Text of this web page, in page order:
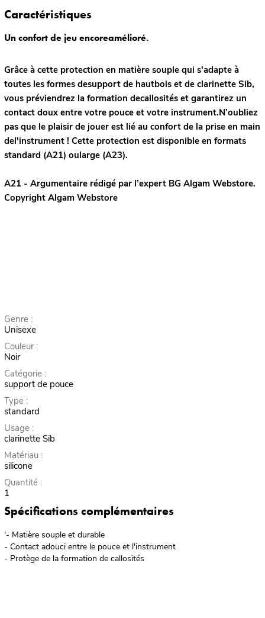
Caractéristiques
Un confort de jeu encoreamélioré.
Grâce à cette protection en matière souple qui s'adapte à
toutes les formes desupport de hautbois et de clarinette Sib,
vous préviendrez la formation decallosités et garantirez un
contact doux entre votre pouce et votre instrument.N’oubliez
pas que le plaisir de jouer est lié au confort de la prise en main
del'instrument ! Cette protection est disponible en formats
standard (A21) oularge (A23).
A21 - Argumentaire rédigé par l’expert BG Algam Webstore.
Copyright Algam Webstore
Genre :
Unisexe
Couleur :
Noir
Catégorie :
support de pouce
Type :
standard
Usage :
clarinette Sib
Matériau :
silicone
Quantité :
1
Spécifications complémentaires
'- Matière souple et durable
- Contact adouci entre le pouce et l'instrument
- Protège de la formation de callosités